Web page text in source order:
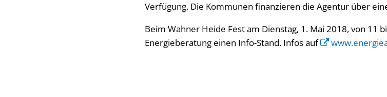
Verfügung. Die Kommunen finanzieren die Agentur über
Beim Wahner Heide Fest am Dienstag, 1. Mai 2018, von 11
Energieberatung einen Info-Stand. Infos auf